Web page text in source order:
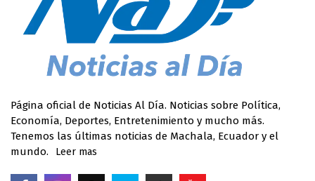
Página oficial de Noticias Al Día. Noticias sobre Política,
Economía, Deportes, Entretenimiento y mucho más.
Tenemos las últimas noticias de Machala, Ecuador y el
mundo.
Leer mas